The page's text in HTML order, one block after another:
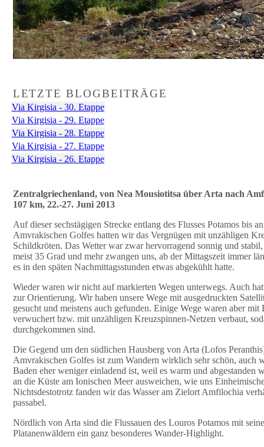
LETZTE BLOGBEITRÄGE
Via Kirgisia - 30. Etappe
Via Kirgisia - 29. Etappe
Via Kirgisia - 28. Etappe
Via Kirgisia - 27. Etappe
Via Kirgisia - 26. Etappe
Zentralgriechenland, von Nea Mousiotitsa über Arta nach
107 km, 22.-27. Juni 2013
Auf dieser sechstägigen Strecke entlang des Flusses Potamos bis
Amvrakischen Golfes hatten wir das Vergnügen mit unzähligen
Schildkröten. Das Wetter war zwar hervorragend sonnig und
meist 35 Grad und mehr zwangen uns, ab der Mittagszeit immer
es in den späten Nachmittagsstunden etwas abgekühlt hatte.
Wieder waren wir nicht auf markierten Wegen unterwegs. Auch
zur Orientierung. Wir haben unsere Wege mit ausgedruckten
gesucht und meistens auch gefunden. Einige Wege waren aber mit
verwuchert bzw. mit unzähligen Kreuzspinnen-Netzen verbaut,
durchgekommen sind.
Die Gegend um den südlichen Hausberg von Arta (Lofos
Amvrakischen Golfes ist zum Wandern wirklich sehr schön, auch
Baden eher weniger einladend ist, weil es warm und abgestanden
an die Küste am Ionischen Meer ausweichen, wie uns
Nichtsdestotrotz fanden wir das Wasser am Zielort Amfilochia
passabel.
Nördlich von Arta sind die Flussauen des Louros Potamos mit
Platanenwäldern ein ganz besonderes Wander-Highlight.